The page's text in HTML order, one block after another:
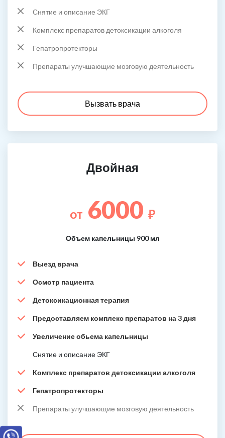
Снятие и описание ЭКГ
Комплекс препаратов детоксикации алкоголя
Гепатропротекторы
Препараты улучшающие мозговую деятельность
Вызвать врача
Двойная
от 6000 ₽
Объем капельницы 900 мл
Выезд врача
Осмотр пациента
Детоксикационная терапия
Предоставляем комплекс препаратов на 3 дня
Увеличение обьема капельницы
Снятие и описание ЭКГ
Комплекс препаратов детоксикации алкоголя
Гепатропротекторы
Препараты улучшающие мозговую деятельность